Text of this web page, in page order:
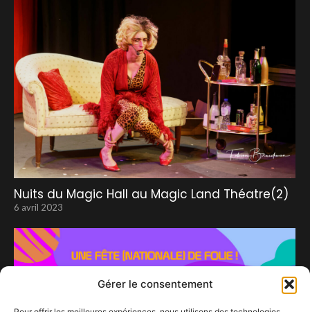
Gérer le consentement
Nuits du Magic Hall au Magic Land Théatre(2)
6 avril 2023